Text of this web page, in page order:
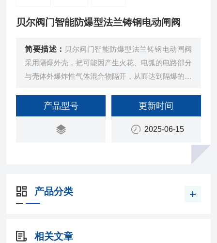
贝尔阀门智能防爆型法兰铸钢电动闸阀
简要描述： 贝尔阀门智能防爆型法兰铸钢电动闸阀
采用隔爆外壳，把可能因产生火花、电弧的电路部分
与壳体外爆炸性气体混合物隔开，从而达到隔爆的目
产品型号 更新时间
2025-06-15
产品分类
相关文章